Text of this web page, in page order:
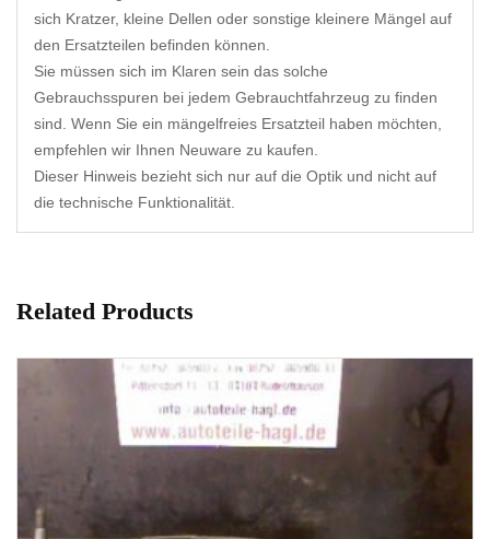
sich Kratzer, kleine Dellen oder sonstige kleinere Mängel auf
den Ersatzteilen befinden können.
Sie müssen sich im Klaren sein das solche
Gebrauchsspuren bei jedem Gebrauchtfahrzeug zu finden
sind. Wenn Sie ein mängelfreies Ersatzteil haben möchten,
empfehlen wir Ihnen Neuware zu kaufen.
Dieser Hinweis bezieht sich nur auf die Optik und nicht auf
die technische Funktionalität.
Related Products